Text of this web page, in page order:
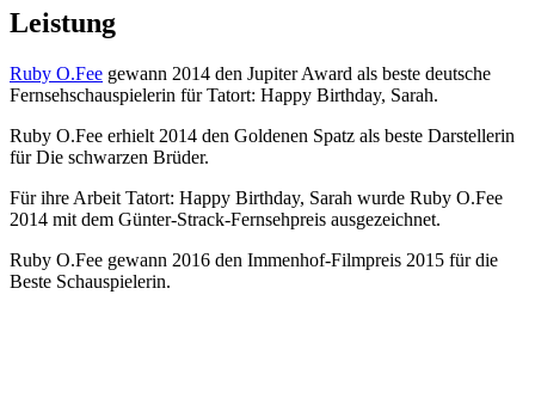
Leistung
Ruby O.Fee gewann 2014 den Jupiter Award als beste deutsche
Fernsehschauspielerin für Tatort: Happy Birthday, Sarah.
Ruby O.Fee erhielt 2014 den Goldenen Spatz als beste Darstellerin
für Die schwarzen Brüder.
Für ihre Arbeit Tatort: Happy Birthday, Sarah wurde Ruby O.Fee
2014 mit dem Günter-Strack-Fernsehpreis ausgezeichnet.
Ruby O.Fee gewann 2016 den Immenhof-Filmpreis 2015 für die
Beste Schauspielerin.